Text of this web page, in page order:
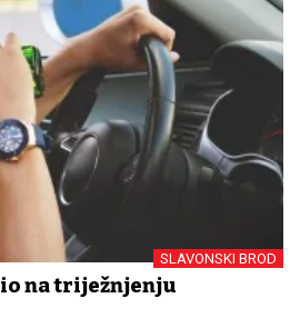
SLAVONSKI BROD
na triježnjenju